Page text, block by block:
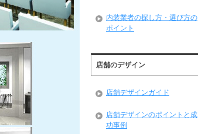
内装業者の探し方・選び方の
ポイント
店舗のデザイン
店舗デザインガイド
店舗デザインのポイントと成
功事例